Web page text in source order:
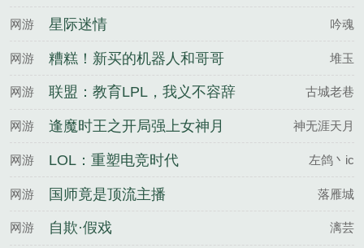
网游 星际迷情 吟魂
网游
糟糕！新买的机器人和哥哥
共感了
堆玉
网游 联盟：教育LPL，我义不容辞 古城老巷
网游
逢魔时王之开局强上女神月
读
神无涯天月
网游 LOL：重塑电竞时代 左鸽丶ic
网游 国师竟是顶流主播 落雁城
网游 自欺·假戏 漓芸